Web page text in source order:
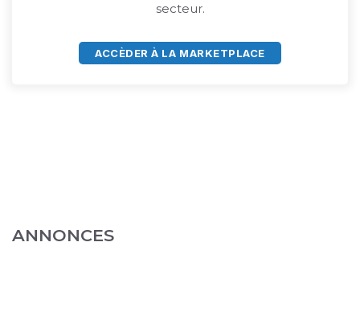
secteur.
ACCÈDER À LA MARKETPLACE
ANNONCES